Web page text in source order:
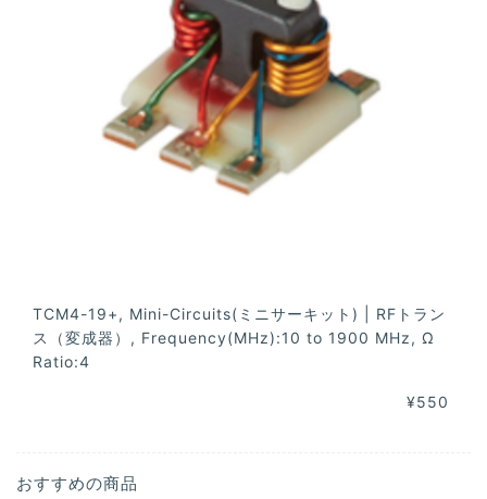
TCM4-19+, Mini-Circuits(ミニサーキット) | RFトラン
ス（変成器）, Frequency(MHz):10 to 1900 MHz, Ω
Ratio:4
¥550
おすすめの商品